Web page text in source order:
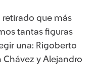
retirado que más
tantas figuras
una: Rigoberto
Chávez y Alejandro